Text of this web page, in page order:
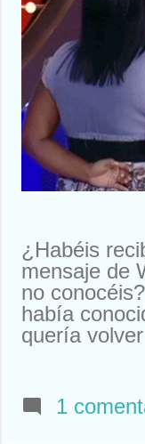
¿Habéis
mensaje de
no
había
quería
de llamarle
1